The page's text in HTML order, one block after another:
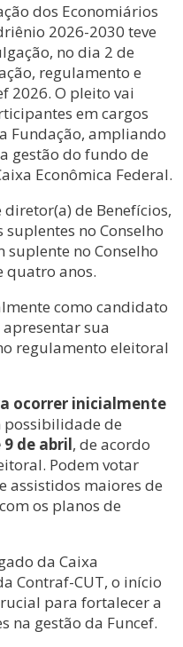
dos Economiários
2026-2030 teve
no dia 2 de
regulamento e
2026. O pleito vai
em cargos
Fundação, ampliando
gestão do fundo de
Econômica Federal.
de Benefícios,
no Conselho
no Conselho
quatro anos.
como candidato
sua
regulamento eleitoral
ocorrer inicialmente
possibilidade de
de abril, de acordo
Podem votar
assistidos maiores de
os planos de
da Caixa
Contraf-CUT, o início
para fortalecer a
na gestão da Funcef.